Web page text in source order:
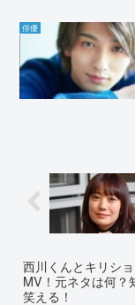
俳優
西川くんとキリシ
MV！元ネタは何？
笑える！